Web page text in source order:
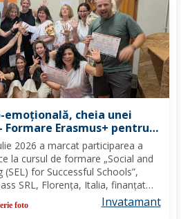
emoțională, cheia unei
Formare Erasmus+ pentru
de la Școala
Haret” Dorohoi - FOTO
2026 a marcat participarea a
la cursul de formare „Social and
for Successful Schools”,
SRL, Florența, Italia, finanțat
Erasmus +, domeniul
de referință...
foto Invatamant